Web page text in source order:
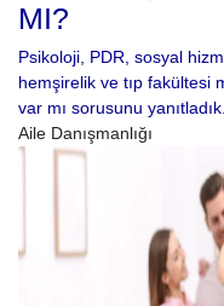
MI?
Psikoloji, PDR, sosyal
hemşirelik ve tıp fakültesi
var mı sorusunu yanıtladık.
Aile Danışmanlığı